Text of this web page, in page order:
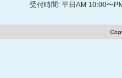
受付時間: 平日AM 10:00〜